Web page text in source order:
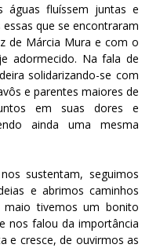
águas fluíssem juntas e
que se encontraram
de Márcia Mura e com o
adormecido. Na fala de
solidarizando-se com
e parentes maiores de
em suas dores e
ainda uma mesma
sustentam, seguimos
e abrimos caminhos
maio tivemos um bonito
nos falou da importância
e cresce, de ouvirmos as